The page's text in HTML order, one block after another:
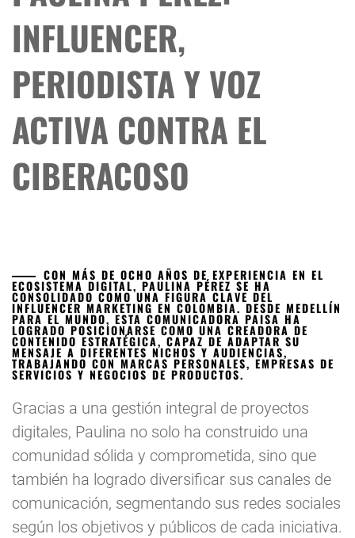
INFLUENCER,
PERIODISTA Y VOZ
ACTIVA CONTRA EL
CIBERACOSO
CON MÁS DE OCHO AÑOS DE EXPERIENCIA EN EL
ECOSISTEMA DIGITAL, PAULINA PÉREZ SE HA
CONSOLIDADO COMO UNA FIGURA CLAVE DEL
INFLUENCER MARKETING EN COLOMBIA. DESDE MEDELLÍN
PARA EL MUNDO, ESTA COMUNICADORA PAISA HA
LOGRADO POSICIONARSE COMO UNA CREADORA DE
CONTENIDO ESTRATÉGICA, CAPAZ DE ADAPTAR SU
MENSAJE A DIFERENTES NICHOS Y AUDIENCIAS,
TRABAJANDO CON MARCAS PERSONALES, EMPRESAS DE
SERVICIOS Y NEGOCIOS DE PRODUCTOS.
Gracias a una gestión integral de proyectos
digitales, Paulina no solo ha construido una
comunidad sólida y comprometida, sino que
también ha logrado diversificar sus canales de
comunicación, segmentando sus redes sociales
según los objetivos y públicos de cada iniciativa.